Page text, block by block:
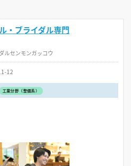
・ブライダル専門
ルセンモンガッコウ
12
工業分野（整備系）